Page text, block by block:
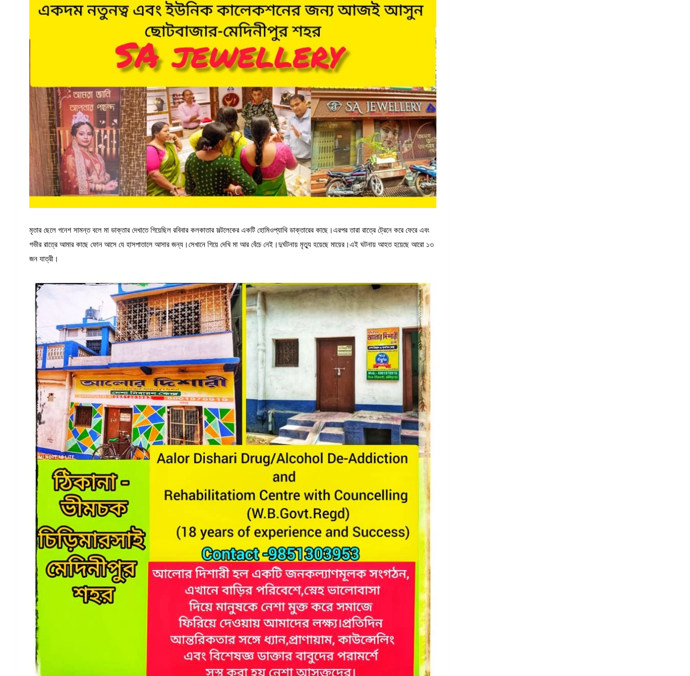
মৃতার ছেলে গনেশ সামন্ত বলে মা ডাক্তার দেখাতে গিয়েছিল রবিবার কলকাতার সল্টলেকের একটি হোমিওপ্যাথি ডাক্তারের কাছে।এরপর তারা রাত্রে ট্রেনে করে ফেরে এবং
গভীর রাত্রে আমার কাছে ফোন আসে যে হাসপাতালে আসার জন্য।সেখানে গিয়ে দেখি মা আর বেঁচে নেই।দুর্ঘটনায় মৃত্যু হয়েছে মায়ের।এই ঘটনায় আহত হয়েছে আরো ১৩
জন যাত্রী।